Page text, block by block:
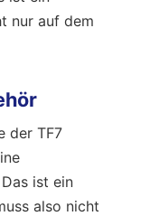
nur auf dem
der TF7
ist ein
also nicht